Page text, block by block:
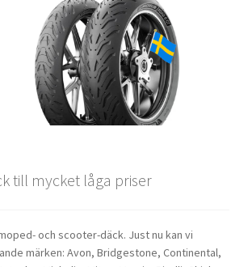
till mycket låga priser
och scooter-däck. Just nu kan vi
märken: Avon, Bridgestone, Continental,